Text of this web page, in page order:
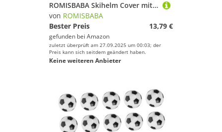
ROMISBABA Skihelm Cover mit Elastischem Cartoon Design Passend Schützender Winter Ski Helmüberzug gegen Staub und Kratzer Niedlicher Helmbezug für Damen und Herren Skiausrüstung
von ROMISBABA
Bester Preis
13,79 €
gefunden bei Amazon
zuletzt überprüft am 27.09.2025 um 00:03; der
Preis kann sich seitdem geändert haben.
Keine weiteren Anbieter